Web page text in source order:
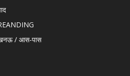
/ आस-पास